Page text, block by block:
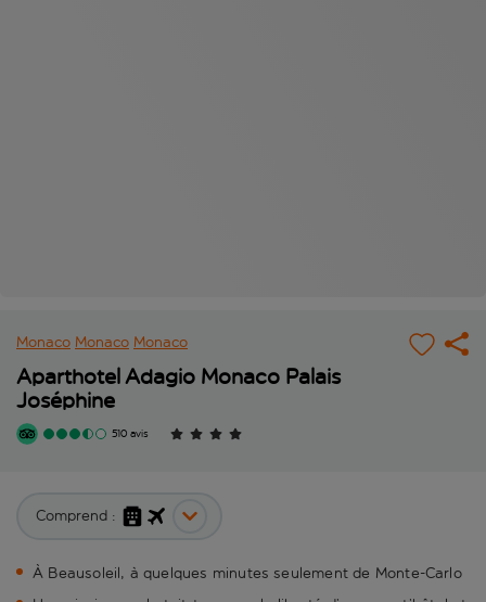
Monaco Monaco Monaco
Aparthotel Adagio Monaco Palais
Joséphine
510 avis
Comprend :
À Beausoleil, à quelques minutes seulement de Monte-Carlo